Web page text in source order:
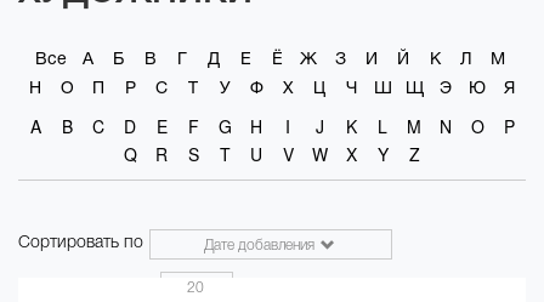
Все А Б В Г Д Е Ё Ж З И Й К Л
М
Н
О П Р С Т У Ф Х Ц Ч Ш Щ Э Ю
Я
A
B C D E F G H I J K L M N O
P
Q
R S T U V W X Y Z
Сортировать по Дате добавления
20